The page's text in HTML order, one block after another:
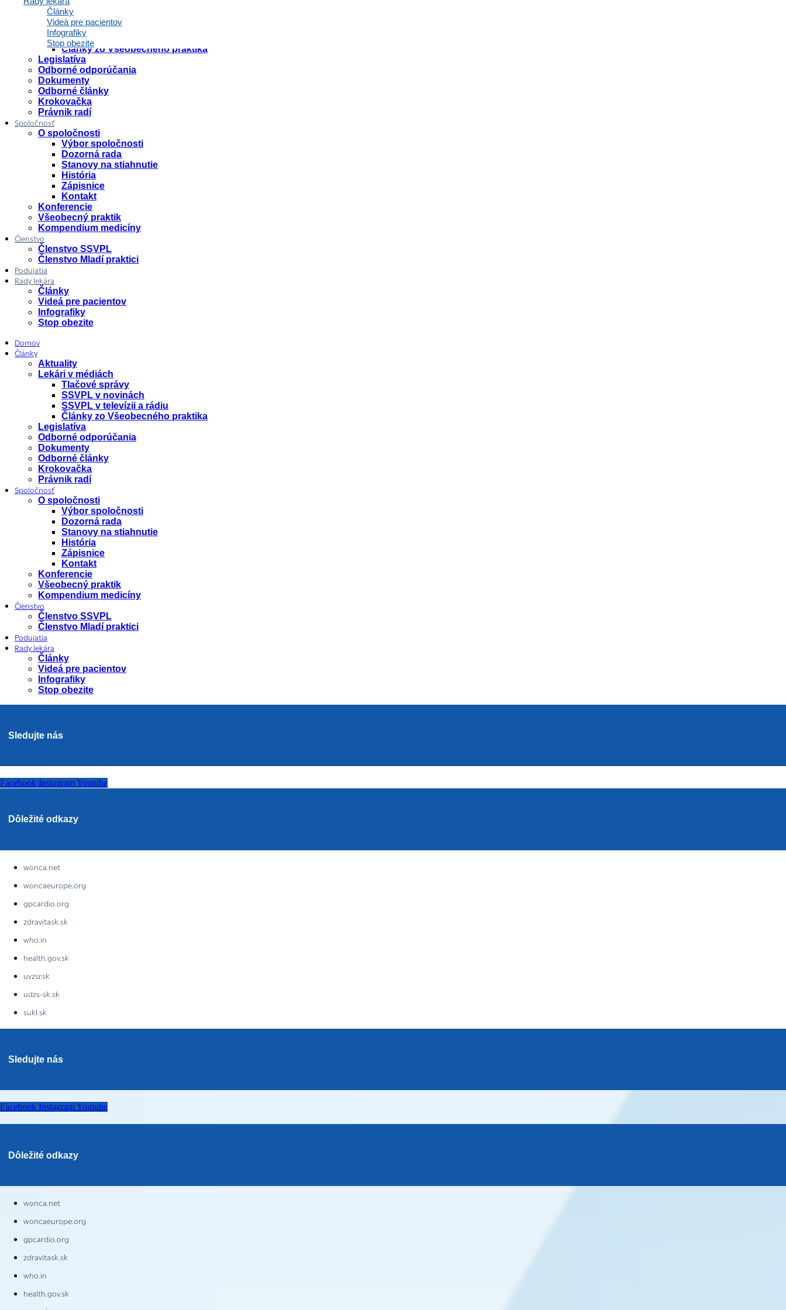
Články
Videá pre pacientov
Infografiky
Stop obezite
Lekári v médiách
Tlačové správy
SSVPL v novinách
SSVPL v televízii a rádiu
Články zo Všeobecného praktika
Legislatíva
Odborné odporúčania
Dokumenty
Odborné články
Krokovačka
Právnik radí
Spoločnosť
O spoločnosti
Výbor spoločnosti
Dozorná rada
Stanovy na stiahnutie
História
Zápisnice
Kontakt
Konferencie
Všeobecný praktik
Kompendium medicíny
Členstvo
Členstvo SSVPL
Členstvo Mladí praktici
Podujatia
Rady lekára
Články
Videá pre pacientov
Infografiky
Stop obezite
Domov
Články
Aktuality
Lekári v médiách
Tlačové správy
SSVPL v novinách
SSVPL v televízii a rádiu
Články zo Všeobecného praktika
Legislatíva
Odborné odporúčania
Dokumenty
Odborné články
Krokovačka
Právnik radí
Spoločnosť
O spoločnosti
Výbor spoločnosti
Dozorná rada
Stanovy na stiahnutie
História
Zápisnice
Kontakt
Konferencie
Všeobecný praktik
Kompendium medicíny
Členstvo
Členstvo SSVPL
Členstvo Mladí praktici
Podujatia
Rady lekára
Články
Videá pre pacientov
Infografiky
Stop obezite
Sledujte nás
Facebook Instagram Youtube
Dôležité odkazy
wonca.net
woncaeurope.org
gpcardio.org
zdravitask.sk
who.in
health.gov.sk
uvzsr.sk
udzs-sk.sk
sukl.sk
Sledujte nás
Facebook Instagram Youtube
Dôležité odkazy
wonca.net
woncaeurope.org
gpcardio.org
zdravitask.sk
who.in
health.gov.sk